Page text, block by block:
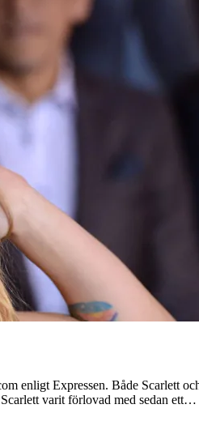
enligt Expressen. Både Scarlett
varit förlovad med sedan ett…